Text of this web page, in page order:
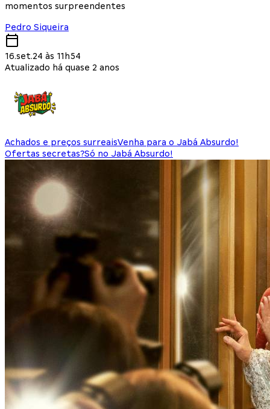
momentos surpreendentes
Pedro Siqueira
16.set.24 às 11h54
Atualizado há quase 2 anos
Achados e preços surreaisVenha para o Jabá Absurdo!
Ofertas secretas?Só no Jabá Absurdo!